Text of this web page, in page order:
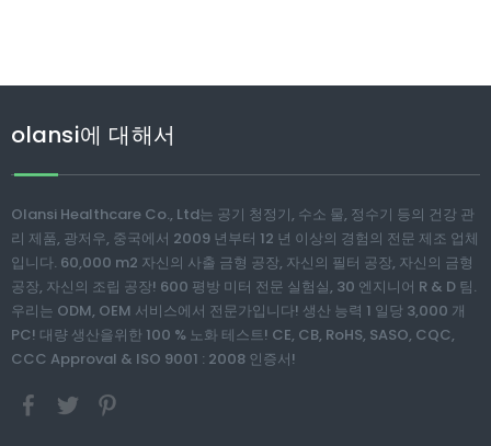
olansi에 대해서
Olansi Healthcare Co., Ltd는 공기 청정기, 수소 물, 정수기 등의 건강 관
리 제품, 광저우, 중국에서 2009 년부터 12 년 이상의 경험의 전문 제조 업체
입니다. 60,000 m2 자신의 사출 금형 공장, 자신의 필터 공장, 자신의 금형
공장, 자신의 조립 공장! 600 평방 미터 전문 실험실, 30 엔지니어 R & D 팀.
우리는 ODM, OEM 서비스에서 전문가입니다! 생산 능력 1 일당 3,000 개
PC! 대량 생산을위한 100 % 노화 테스트! CE, CB, RoHS, SASO, CQC,
CCC Approval & ISO 9001 : 2008 인증서!